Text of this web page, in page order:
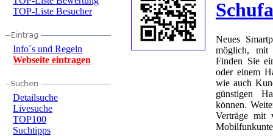
TOP-Liste Besucher
Info´s und Regeln
Webseite eintragen
Detailsuche
Livesuche
TOP100
Suchtipps
Schufa
Neues
möglich, mit
Finden Sie
oder einem
wie auch
günstigen
können.
Verträge mit